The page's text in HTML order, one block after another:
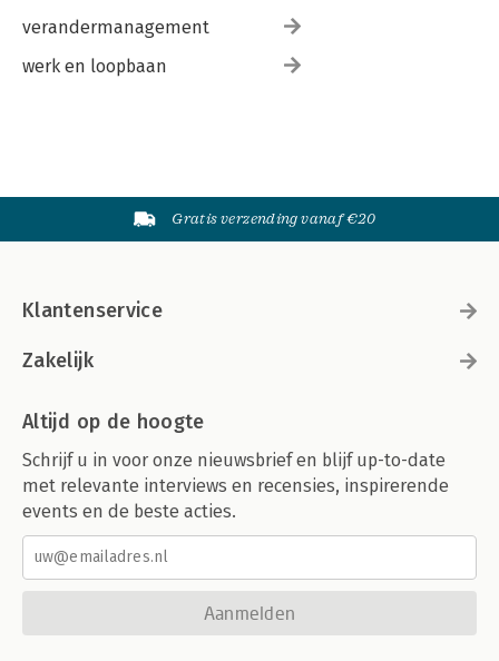
verandermanagement
werk en loopbaan
Gratis verzending vanaf €20
Klantenservice
Zakelijk
Altijd op de hoogte
Schrijf u in voor onze nieuwsbrief en blijf up-to-date
met relevante interviews en recensies, inspirerende
events en de beste acties.
Aanmelden